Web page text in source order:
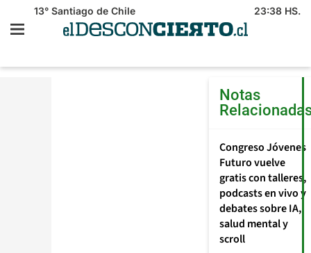
13° Santiago de Chile 23:38 HS.
Notas
Congreso Jóvenes
Futuro vuelve
gratis con talleres,
podcasts en vivo y
debates sobre IA,
salud mental y
scroll
la